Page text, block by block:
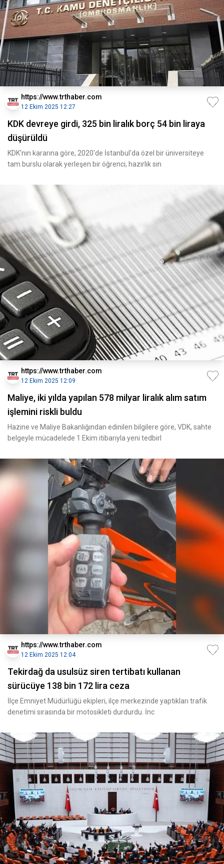
https://www.trthaber.com
12 Ekim 2025 12:27
KDK devreye girdi, 325 bin liralık borç 54 bin liraya
düşürüldü
KDK'nın kararına göre, 2020'de İstanbul'da özel bir üniversiteye
tam burslu olarak yerleşen bir öğrenci, hazırlık sın
https://www.trthaber.com
12 Ekim 2025 12:09
Maliye, iki yılda yapılan 578 milyar liralık alım satım
işlemini riskli buldu
Hazine ve Maliye Bakanlığından edinilen bilgilere göre, VDK, sahte
belgeyle mücadelede 1 Ekim itibarıyla yeni tedbirl
https://www.trthaber.com
12 Ekim 2025 12:04
Tekirdağ da usulsüz siren tertibatı kullanan
sürücüye 138 bin 172 lira ceza
İlçe Emniyet Müdürlüğü ekipleri, ilçe merkezinde yaptıkları trafik
denetimi sırasında bir motosikleti durdurdu. İnc